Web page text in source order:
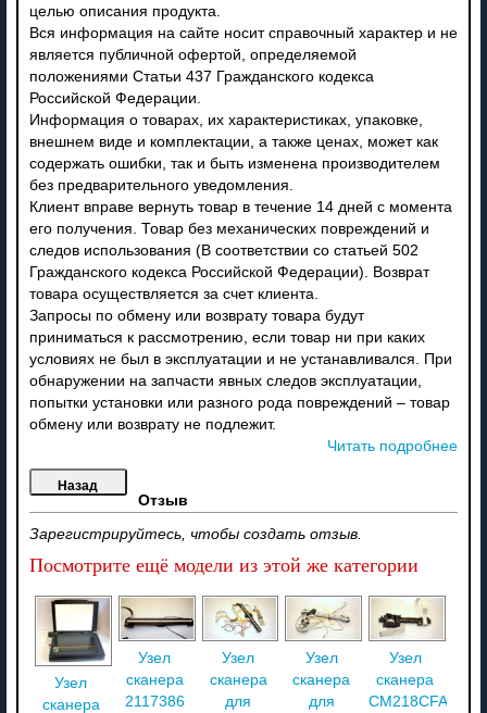
целью описания продукта.
Вся информация на сайте носит справочный характер и не
является публичной офертой, определяемой
положениями Статьи 437 Гражданского кодекса
Российской Федерации.
Информация о товарах, их характеристиках, упаковке,
внешнем виде и комплектации, а также ценах, может как
содержать ошибки, так и быть изменена производителем
без предварительного уведомления.
Клиент вправе вернуть товар в течение 14 дней с момента
его получения. Товар без механических повреждений и
следов использования (В соответствии со статьей 502
Гражданского кодекса Российской Федерации). Возврат
товара осуществляется за счет клиента.
Запросы по обмену или возврату товара будут
приниматься к рассмотрению, если товар ни при каких
условиях не был в эксплуатации и не устанавливался. При
обнаружении на запчасти явных следов эксплуатации,
попытки установки или разного рода повреждений – товар
обмену или возврату не подлежит.
Читать подробнее
Отзыв
Зарегистрируйтесь, чтобы создать отзыв.
Посмотрите ещё модели из этой же категории
Узел
сканера
Узел
сканера
2117386
Узел
сканера
для
Узел
сканера
для
Узел
сканера
CM218CFA70